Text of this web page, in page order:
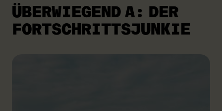
ÜBERWIEGEND A: DER
FORTSCHRITTSJUNKIE